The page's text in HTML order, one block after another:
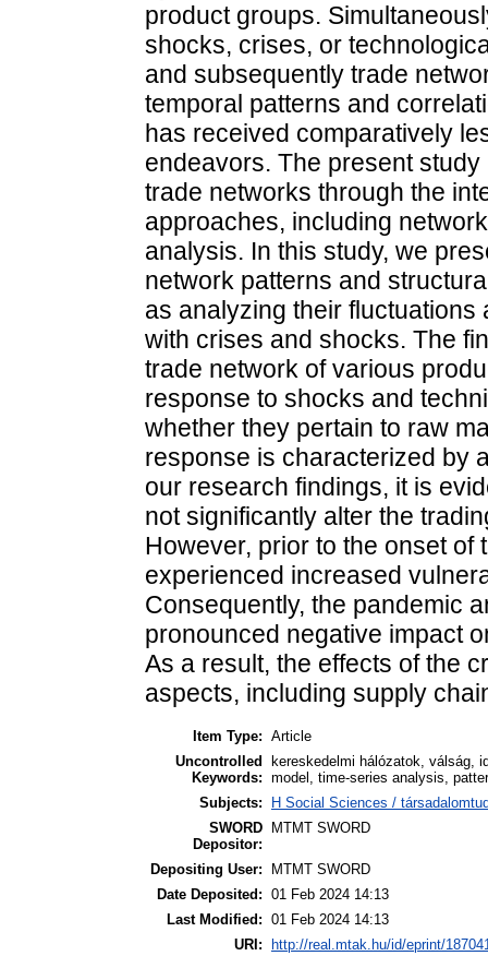
product groups.
shocks, crises, or
and subsequently trade
temporal patterns and
has received comparatively
endeavors. The present
trade networks through the
approaches, including
analysis. In this study, we
network patterns and
as analyzing their
with crises and shocks. The
trade network of various
response to shocks and
whether they pertain to raw
response is characterized by
our research findings, it is
not significantly alter the
However, prior to the onset of
experienced increased
Consequently, the pandemic
pronounced negative impact
As a result, the effects of the
aspects, including supply
Item Type: Article
Uncontrolled
Keywords:
kereskedelmi hálózatok, válság,
model, time-series analysis,
Subjects:
H Social Sciences /
SWORD
Depositor:
MTMT SWORD
Depositing User:
MTMT SWORD
Date Deposited: 01 Feb 2024 14:13
Last Modified: 01 Feb 2024 14:13
URI:
http://real.mtak.hu/id/eprint/